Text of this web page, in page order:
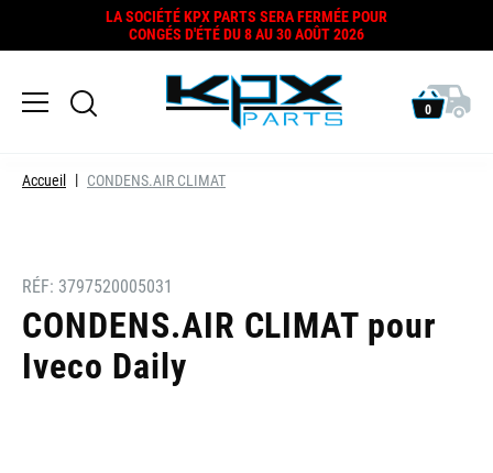
LA SOCIÉTÉ KPX PARTS SERA FERMÉE POUR
CONGÉS D'ÉTÉ DU 8 AU 30 AOÛT 2026
0
Accueil CONDENS.AIR CLIMAT
RÉF: 3797520005031
CONDENS.AIR CLIMAT pour
Iveco Daily